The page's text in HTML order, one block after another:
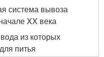
система вывоза
XX века
из которых
питья